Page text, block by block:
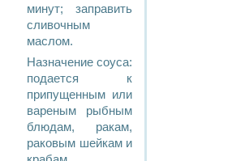
минут; заправить
сливочным
маслом.
Назначение соуса:
подается к
припущенным или
вареным рыбным
блюдам, ракам,
раковым шейкам и